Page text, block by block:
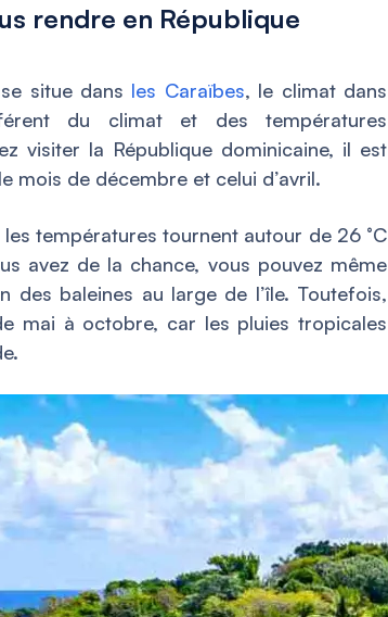
rendre en République
situe dans les Caraïbes, le climat dans
du climat et des températures
visiter la République dominicaine, il est
mois de décembre et celui d’avril.
températures tournent autour de 26 °C
avez de la chance, vous pouvez même
des baleines au large de l’île. Toutefois,
mai à octobre, car les pluies tropicales